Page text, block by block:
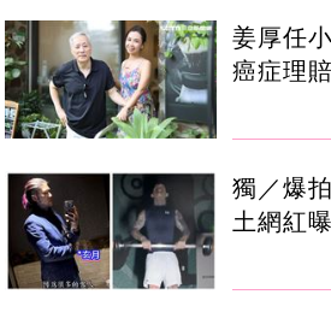
姜厚任
癌症理
獨／爆
土網紅